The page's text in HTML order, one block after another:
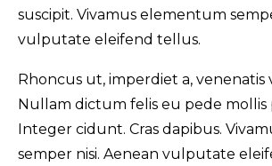
suscipit. Vivamus elementum
vulputate eleifend tellus.
Rhoncus ut, imperdiet a, venenatis
Nullam dictum felis eu pede mollis
Integer cidunt. Cras dapibus.
semper nisi. Aenean vulputate